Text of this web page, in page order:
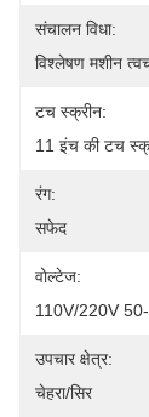
संचालन विधा:
विश्लेषण मशीन
टच स्क्रीन:
11 इंच की टच
रंग:
सफेद
वोल्टेज:
110V/220V
उपचार क्षेत्र:
चेहरा/सिर